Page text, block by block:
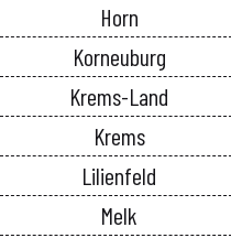
Horn
Korneuburg
Krems-Land
Krems
Lilienfeld
Melk